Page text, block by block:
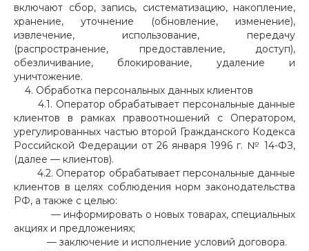
включают сбор, запись, систематизацию, накопление,
хранение, уточнение (обновление, изменение),
извлечение, использование, передачу
(распространение, предоставление, доступ),
обезличивание, блокирование, удаление и
уничтожение.
4. Обработка персональных данных клиентов
4.1. Оператор обрабатывает персональные данные
клиентов в рамках правоотношений с Оператором,
урегулированных частью второй Гражданского Кодекса
Российской Федерации от 26 января 1996 г. № 14-ФЗ,
(далее — клиентов).
4.2. Оператор обрабатывает персональные данные
клиентов в целях соблюдения норм законодательства
РФ, а также с целью:
— информировать о новых товарах, специальных
акциях и предложениях;
— заключение и исполнение условий договора.